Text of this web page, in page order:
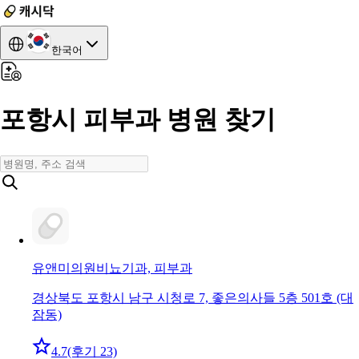
한국어
포항시 피부과 병원 찾기
유앤미의원 비뇨기과, 피부과
경상북도 포항시 남구 시청로 7, 좋은의사들 5층 501호 (대
잠동)
4.7(후기 23)